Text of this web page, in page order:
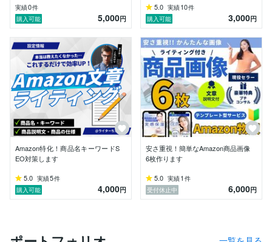
「画像や商品ページを見てほしい」
「気軽に相談できる経験者がほしい」
そんな方のお役に立てたら嬉しいです。
一般論ではなく、実際の運営に落とし込める形で、次に
取り組むことを一緒に考えます。
実績0件
購入可能
5,000円
5.0 実績10件
購入可能
3,000円
Amazon特化！商品名キーワードS
EO対策します
5.0 実績5件
購入可能
4,000円
安さ重視！簡単なAmazon商品画像
6枚作ります
5.0 実績1 件
受付休止中
6,000円